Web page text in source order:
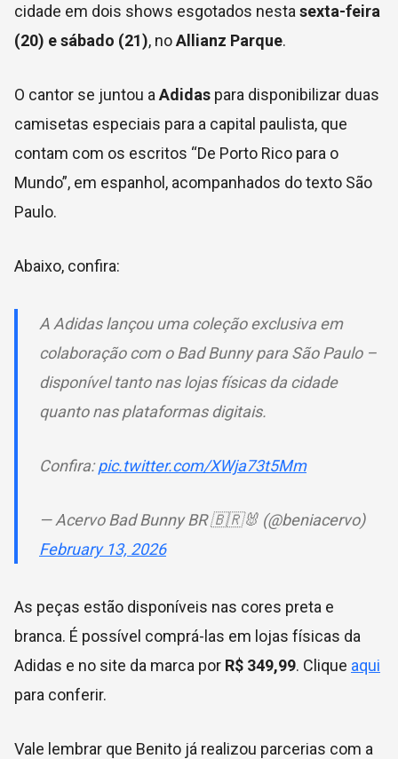
cidade em dois shows esgotados nesta sexta-feira
(20) e sábado (21), noAllianz Parque.
O cantor se juntou a Adidas para disponibilizar duas
camisetas especiais para a capital paulista, que
contam com os escritos “De Porto Rico para o
Mundo”, em espanhol, acompanhados do texto São
Paulo.
Abaixo, confira:
A Adidas lançou uma coleção exclusiva em
colaboração com o Bad Bunny para São Paulo –
disponível tanto nas lojas físicas da cidade
quanto nas plataformas digitais.
Confira:pic.twitter.com/XWja73t5Mm
— Acervo Bad Bunny BR 🇧🇷🐰 (@beniacervo)
February 13, 2026
As peças estão disponíveis nas cores preta e
branca. É possível comprá-las em lojas físicas da
Adidas e no site da marca por R$ 349,99. Clique aqui
para conferir.
Vale lembrar que Benito já realizou parcerias com a